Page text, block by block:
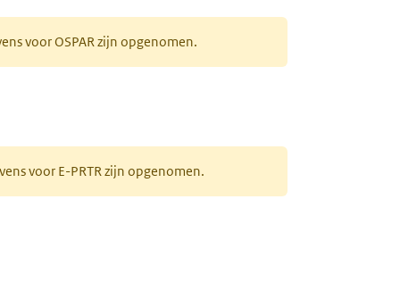
voor OSPAR zijn opgenomen.
voor E-PRTR zijn opgenomen.